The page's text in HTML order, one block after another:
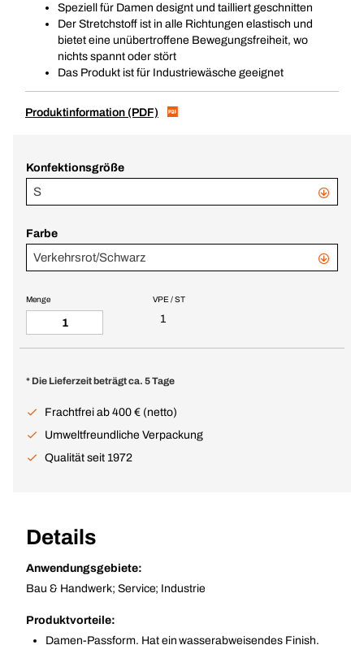
Speziell für Damen designt und tailliert geschnitten
Der Stretchstoff ist in alle Richtungen elastisch und
bietet eine unübertroffene Bewegungsfreiheit, wo
nichts spannt oder stört
Das Produkt ist für Industriewäsche geeignet
Produktinformation (PDF)
Konfektionsgröße
S
Farbe
Verkehrsrot/Schwarz
VPE / ST
1
Menge
* Die Lieferzeit beträgt ca. 5 Tage
Frachtfrei ab 400 € (netto)
Umweltfreundliche Verpackung
Qualität seit 1972
Details
Anwendungsgebiete:
Bau & Handwerk; Service; Industrie
Produktvorteile:
Damen-Passform. Hat ein wasserabweisendes Finish.